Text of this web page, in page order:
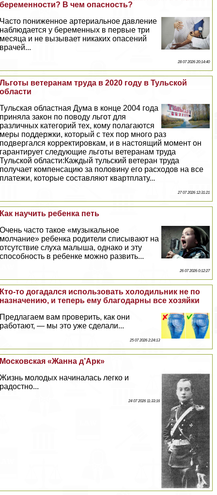
беременности? В чем опасность?
Часто пониженное артериальное давление
наблюдается у беременных в первые три
месяца и не вызывает никаких опасений
врачей...
28 07 2026 20:14:40
Льготы ветеранам труда в 2020 году в Тульской
области
Тульская областная Дума в конце 2004 года
приняла закон по поводу льгот для
различных категорий тех, кому полагаются
меры поддержки, который с тех пор много раз
подвергался корректировкам, и в настоящий момент он
гарантирует следующие льготы ветеранам труда
Тульской области:Каждый тульский ветеран труда
получает компенсацию за половину его расходов на все
платежи, которые составляют квартплату...
27 07 2026 12:31:21
Как научить ребенка петь
Очень часто такое «музыкальное
молчание» ребенка родители списывают на
отсутствие слуха малыша, однако и эту
способность в ребенке можно развить...
26 07 2026 0:12:27
Кто-то догадался использовать холодильник не по
назначению, и теперь ему благодарны все хозяйки
Предлагаем вам проверить, как они
работают, — мы это уже сделали...
25 07 2026 2:24:13
Московская «Жанна д’Арк»
Жизнь молодых начиналась легко и
радостно...
24 07 2026 11:33:16